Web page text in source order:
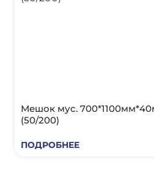
Мешок мус.
(50/200)
ПОДРОБНЕЕ